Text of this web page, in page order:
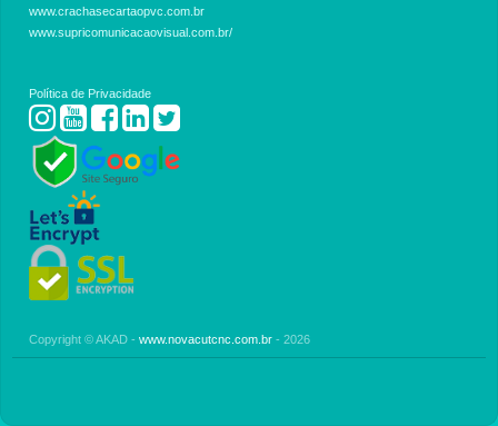
www.crachasecartaopvc.com.br
www.supricomunicacaovisual.com.br/
Política de Privacidade
Copyright © AKAD - www.novacutcnc.com.br - 2026